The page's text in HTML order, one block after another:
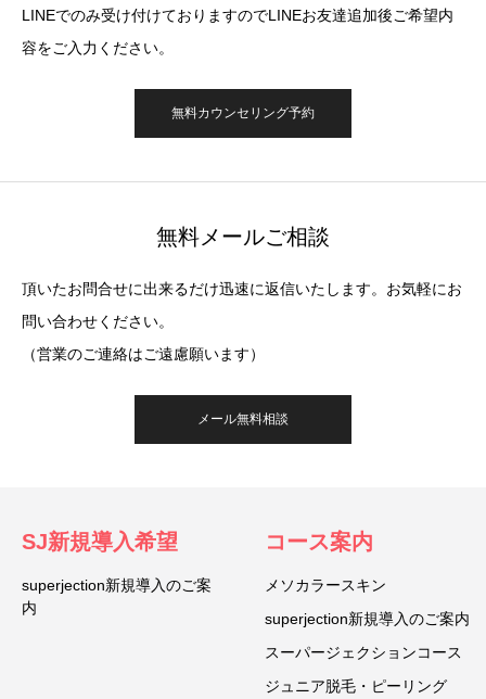
LINEでのみ受け付けておりますのでLINEお友達追加後ご希望内
容をご入力ください。
無料カウンセリング予約
無料メールご相談
頂いたお問合せに出来るだけ迅速に返信いたします。お気軽にお
問い合わせください。
（営業のご連絡はご遠慮願います）
メール無料相談
SJ新規導入希望
superjection新規導入のご案
内
コース案内
メソカラースキン
superjection新規導入のご案内
スーパージェクションコース
ジュニア脱毛・ピーリング